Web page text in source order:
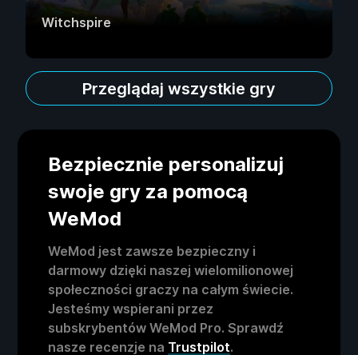
Witchspire
Przeglądaj wszystkie gry
Bezpiecznie personalizuj
swoje gry za pomocą
WeMod
WeMod jest zawsze bezpieczny i
darmowy dzięki naszej wielomilionowej
społeczności graczy na całym świecie.
Jesteśmy wspierani przez
subskrybentów WeMod Pro. Sprawdź
nasze recenzje na Trustpilot.